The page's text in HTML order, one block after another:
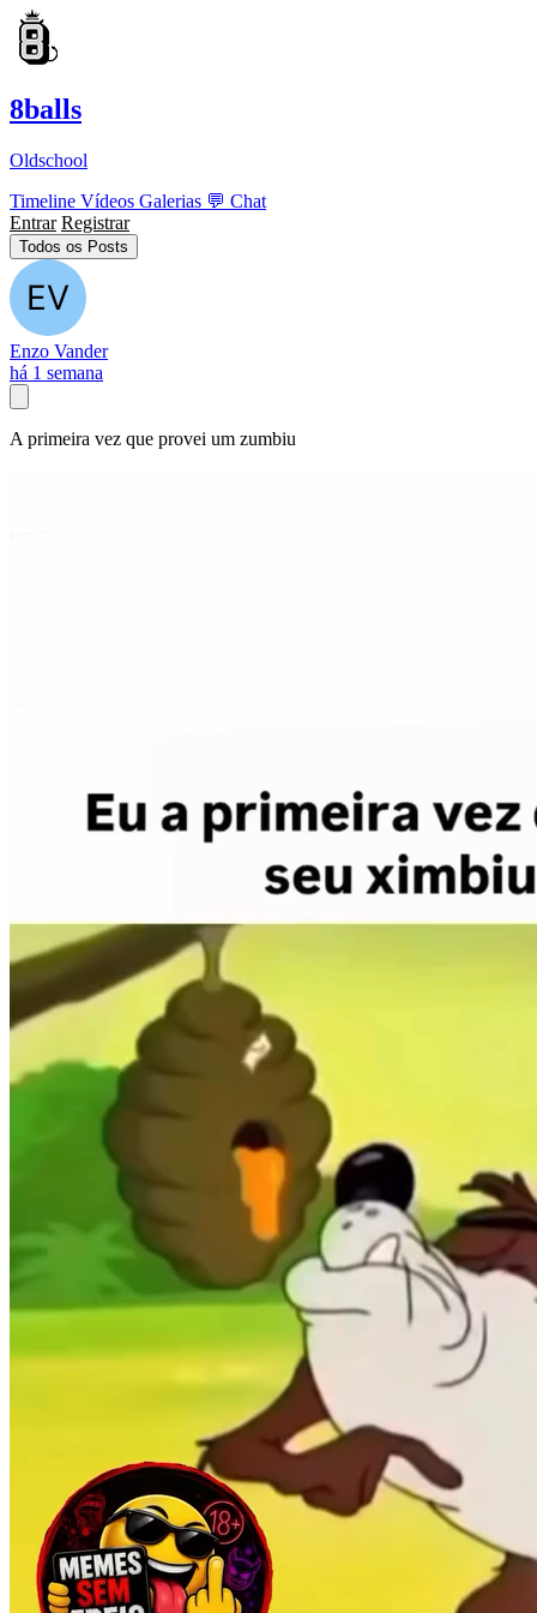
8balls
Oldschool
Timeline Vídeos Galerias 💬 Chat
Entrar Registrar
Todos os Posts
Enzo Vander
há 1 semana
A primeira vez que provei um zumbiu